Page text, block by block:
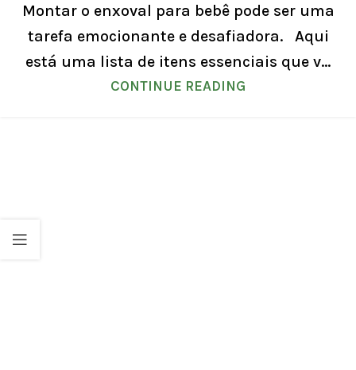
Montar o enxoval para bebê pode ser uma
tarefa emocionante e desafiadora. Aqui
está uma lista de itens essenciais que v...
CONTINUE READING